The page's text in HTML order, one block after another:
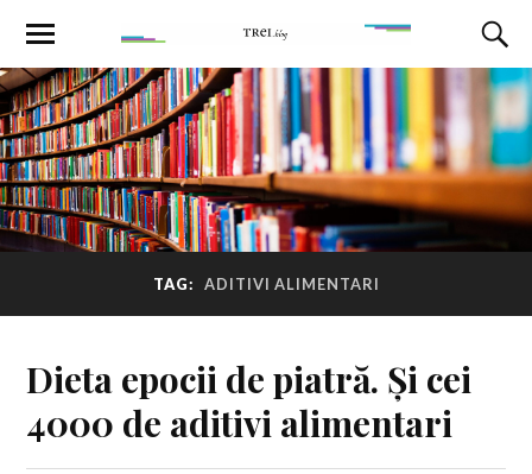
TAG: ADITIVI ALIMENTARI
Dieta epocii de piatră. Și cei
4000 de aditivi alimentari